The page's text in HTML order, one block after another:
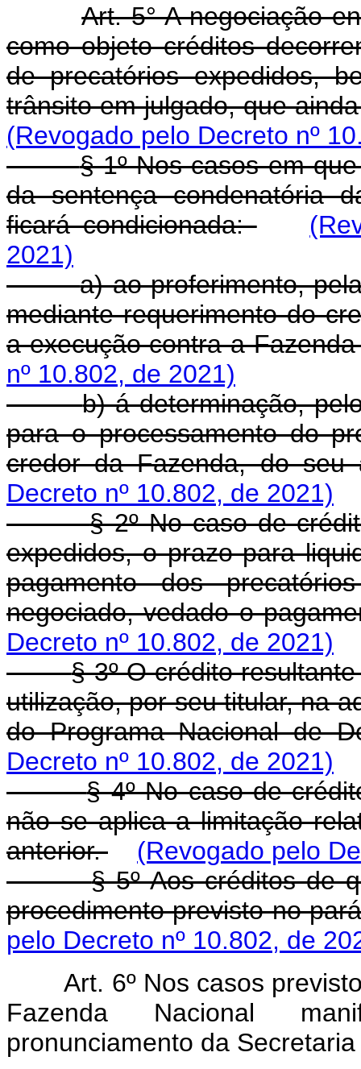
Art. 5° A negociação
como objeto créditos
de precatórios expedidos,
trânsito em julgado, que
(Revogado pelo Decreto nº
§ 1º Nos casos em
da sentença condenatória
ficará condicionada:
2021)
a) ao proferimento,
mediante requerimento do
a execução contra a
nº 10.802, de 2021)
b) á determinação,
para o processamento do
credor da Fazenda, do seu
Decreto nº 10.802, de 2021)
§ 2º No caso de
expedidos, o prazo para
pagamento dos
negociado, vedado o
Decreto nº 10.802, de 2021)
§ 3º O crédito
utilização, por seu titular, na
do Programa Nacional de
Decreto nº 10.802, de 2021)
§ 4º No caso de
não se aplica a limitação
anterior.
(Revogado pelo
§ 5º Aos créditos de
procedimento previsto no
pelo Decreto nº 10.802, de
Art. 6º Nos casos
Fazenda Nacional
pronunciamento da